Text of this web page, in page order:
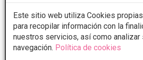
Este sitio web utiliza Cookies
para recopilar información con la
nuestros servicios, así como analizar
navegación. Política de cookies
1 de 1
* Información orientativa, el descuento